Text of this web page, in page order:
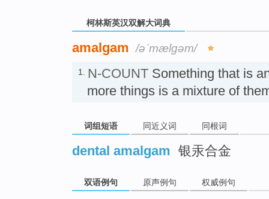
柯林斯英汉双解大词典
amalgam /əˈmælɡəm/
1. N-COUNT Something that is
more things is a mixture of
词组短语 同近义词 同根词
dental amalgam 银汞合金
双语例句 原声例句 权威例句